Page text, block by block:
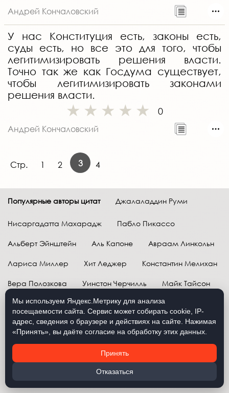
Андрей Кончаловский
У нас Конституция есть, законы есть,
суды есть, но все это для того, чтобы
легитимизировать решения власти.
Точно так же как Госдума существует,
чтобы легитимизировать законами
решения власти.
0
Андрей Кончаловский
Стр. 1 2 3 4
Популярные авторы цитат Джалаладдин Руми
Нисаргадатта Махарадж Пабло Пикассо
Альберт Эйнштейн Аль Капоне Авраам Линкольн
Лариса Миллер Хит Леджер Константин Мелихан
Вера Полозкова Уинстон Черчилль Майк Тайсон
Марк Твен Расул Гамзатов Грег Плитт
Далай-лама XIV Уоррен Баффетт
Давид Самойлов Антон Чехов Жан-Поль Сартр
Брюс Ли Бенджамин Франклин Лев Н. Толстой
Рене Декарт Александр Македонский
Мы используем Яндекс.Метрику для анализа
посещаемости сайта. Сервис может собирать cookie, IP-
адрес, сведения о браузере и действиях на сайте. Нажимая
«Принять», вы даёте согласие на обработку этих данных.
Принять
Отказаться